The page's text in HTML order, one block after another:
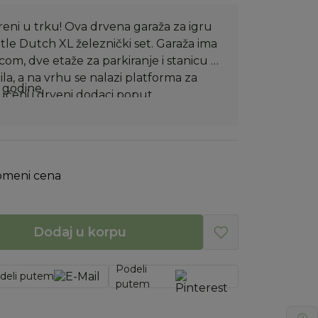
u trku! Ova drvena garaža za igru
Dutch XL železnički set. Garaža ima
dve etaže za parkiranje i stanicu za
a na vrhu se nalazi platforma za
i drveni dodaci poput
cena
Dodaj u korpu
putem
Podeli
putem